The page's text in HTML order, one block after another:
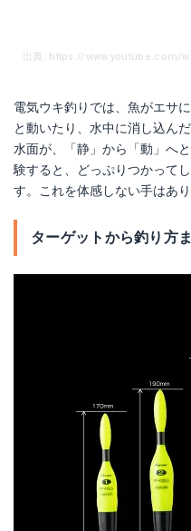
出典: https://www.youtube.com/
電気ウキ釣りでは、魚がエサ
と動いたり、水中に消し込ん
水面が、「静」から「動」へ
験すると、どっぷりつかって
す。これを体感しない手はあり
ターゲットから釣り方